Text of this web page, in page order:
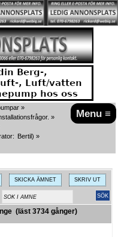
Menu ≡
»
»
Bertil) »
SKICKA ÄMNET SKRIV UT
(läst 3734 gånger)